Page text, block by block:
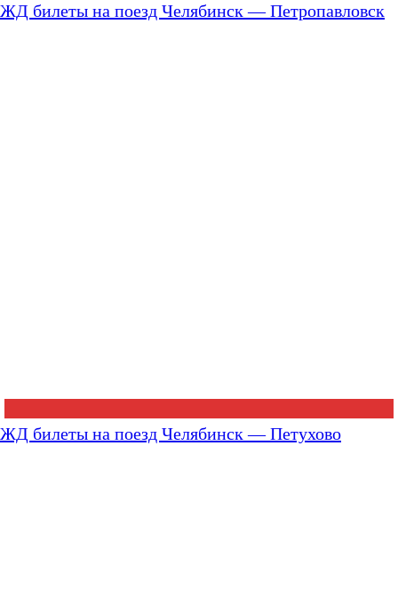
ЖД билеты на поезд Челябинск — Петропавловск
ЖД билеты на поезд Челябинск — Петухово